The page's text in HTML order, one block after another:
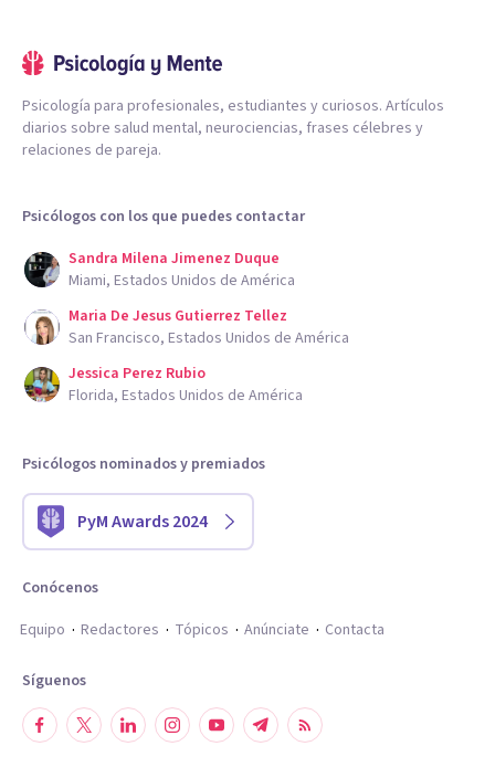
Psicología para profesionales, estudiantes y curiosos. Artículos
diarios sobre salud mental, neurociencias, frases célebres y
relaciones de pareja.
Psicólogos con los que puedes contactar
Sandra Milena Jimenez Duque
Miami, Estados Unidos de América
Maria De Jesus Gutierrez Tellez
San Francisco, Estados Unidos de América
Jessica Perez Rubio
Florida, Estados Unidos de América
Psicólogos nominados y premiados
PyM Awards 2024
Conócenos
Equipo
Redactores Tópicos Anúnciate Contacta
Síguenos